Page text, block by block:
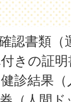
認書類
きの証
診結果